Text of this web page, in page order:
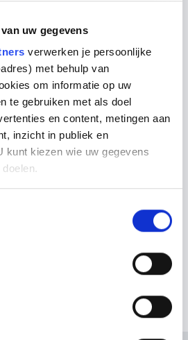
uw gegevens
verwerken je persoonlijke
met behulp van
om informatie op uw
te gebruiken met als doel
en content, metingen aan
inzicht in publiek en
kunt kiezen wie uw gegevens
over uw geografische locatie,
door het actief te scannen
(fingerprinting)
in het
detailgedeelte in.
op
aan huis